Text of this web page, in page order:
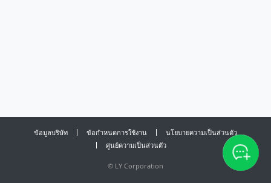
ข้อมูลบริษัท ข้อกำหนดการใช้งาน
นโยบายความเป็นส่วนตัว
ศูนย์ความเป็นส่วนตัว
© LY Corporation